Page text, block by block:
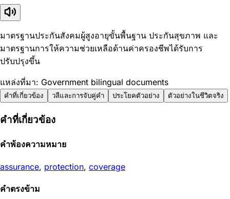
มาตรฐานประกันสังคมผู้สูงอายุขั้นพื้นฐาน ประกันสุขภาพ และ
มาตรฐานการให้ความช่วยเหลือด้านค่าครองชีพได้รับการ
ปรับปรุงขึ้น
แหล่งที่มา: Government bilingual documents
คำที่เกี่ยวข้อง วลีและการจับคู่คำ ประโยคตัวอย่าง ตัวอย่างในชีวิตจริง
คำที่เกี่ยวข้อง
คำพ้องความหมาย
assurance, protection, coverage
คำตรงข้าม